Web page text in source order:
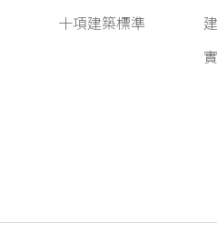
十項建築標準